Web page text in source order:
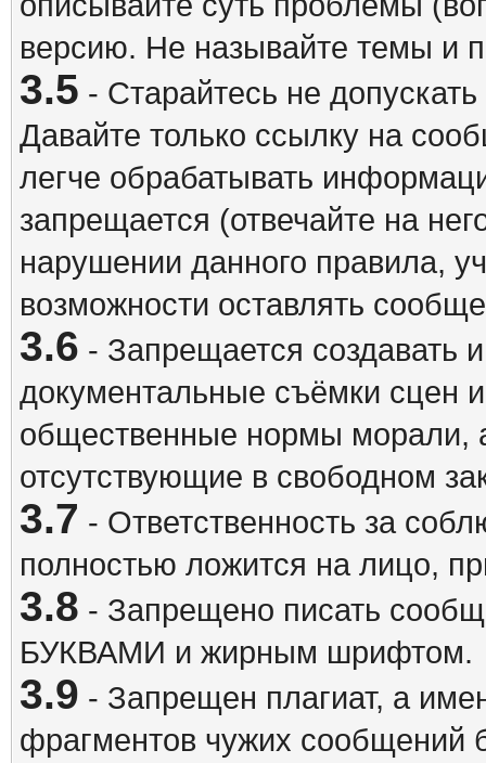
версию. Не называйте темы
3.5 - Старайтесь не
Давайте только ссылку на
легче обрабатывать
запрещается (отвечайте на
нарушении данного правила,
возможности оставлять
3.6 - Запрещается создавать
документальные съёмки сцен
общественные нормы морали,
отсутствующие в свободном
3.7 - Ответственность за
полностью ложится на лицо,
3.8 - Запрещено писать
БУКВАМИ и жирным шрифтом.
3.9 - Запрещен плагиат, а
фрагментов чужих сообщений